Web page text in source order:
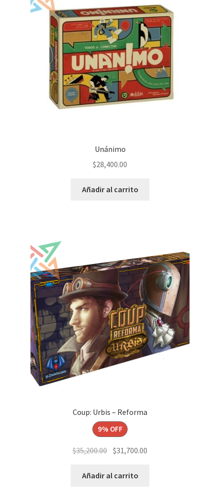
Unánimo
$28,400.00
Añadir al carrito
Coup: Urbis – Reforma
9% OFF
$35,200.00 El
original
$31,700.00
Añadir al carrito